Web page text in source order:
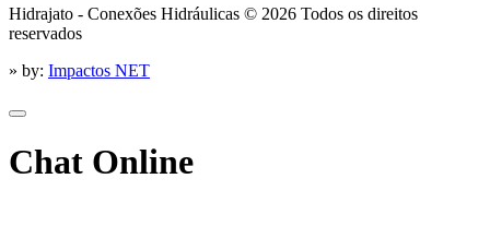
Hidrajato - Conexões Hidráulicas © 2026 Todos os direitos
reservados
» by: Impactos NET
Chat Online